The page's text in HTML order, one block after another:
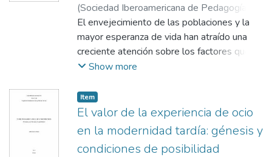
(Sociedad Iberoamericana de Pedagogía
Social,2012-07-01)Kleiber, Douglas A.
Bayón, Fernando;Cuenca Amigo, Jaime
El envejecimiento de las poblaciones y la
mayor esperanza de vida han atraído una
creciente atención sobre los factores que
afectan la calidad de vida en la tercera edad.
todo a los jóvenes es ya obsoleta y este
artículo argumenta que una de las
principales necesidades educativas en el
curso vital viene suscitada por la transición a
la jubilación. Específicamente, esta
Show more
Item
El valor de la experiencia de ocio
en la modernidad tardía: génesis y
condiciones de posibilidad